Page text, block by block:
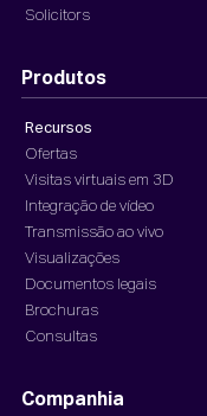
Solicitors
Produtos
Recursos
Ofertas
Visitas virtuais em 3D
Integração de vídeo
Transmissão ao vivo
Visualizações
Documentos legais
Brochuras
Consultas
Companhia